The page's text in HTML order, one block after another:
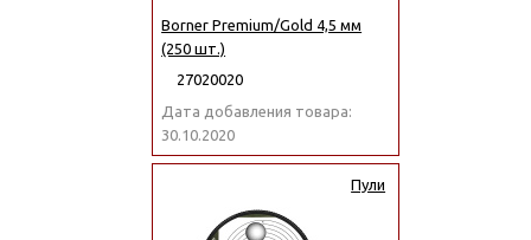
Borner Premium/Gold 4,5 мм
(250 шт.)
27020020
Дата добавления товара:
30.10.2020
Пули